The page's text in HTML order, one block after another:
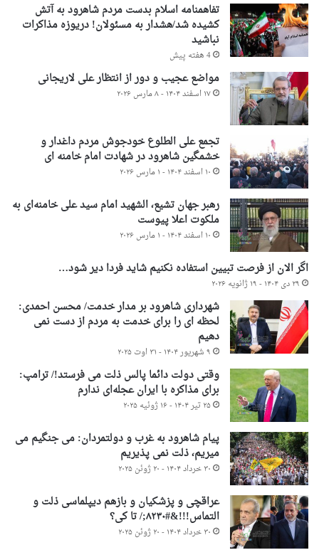
تفاهمنامه اسلام بدست مردم شاهرود به آتش
کشیده شد/هشدار به مسئولان! دریوزه مذاکرات
نباشید
4 هفته پیش
مواضع عجیب و دور از انتظار علی لاریجانی
۱۷ اسفند ۱۴۰۴ - ۸ مارس ۲۰۲۶
تجمع علی الطلوع خودجوش مردم داغدار و
خشمگین شاهرود در شهادت امام خامنه ای
۱۰ اسفند ۱۴۰۴ - ۱ مارس ۲۰۲۶
رهبر جهان تشیع، الشهید امام سید علی خامنه‌ای به
ملکوت اعلا پیوست
۱۰ اسفند ۱۴۰۴ - ۱ مارس ۲۰۲۶
اگر الان از فرصت تبیین استفاده نکنیم شاید فردا دیر شود…
۲۹ دی ۱۴۰۴ - ۱۹ ژانویه ۲۰۲۶
شهرداری شاهرود بر مدار خدمت/ محسن احمدی:
لحظه ای را برای خدمت به مردم از دست نمی
دهیم
۹ شهریور ۱۴۰۴ - ۳۱ اوت ۲۰۲۵
وقتی دولت دائما پالس ذلت می فرستد!/ ترامپ:
برای مذاکره با ایران عجله‌ای ندارم
۲۵ تیر ۱۴۰۴ - ۱۶ ژوئیه ۲۰۲۵
پیام شاهرود به غرب و دولتمردان: می جنگیم می
میریم، ذلت نمی پذیریم
۳۰ خرداد ۱۴۰۴ - ۲۰ ژوئن ۲۰۲۵
عراقچی و پزشکیان و بازهم دیپلماسی ذلت و
التماس!!!&#۸۲۳۰;/ تا کی؟
۳۰ خرداد ۱۴۰۴ - ۲۰ ژوئن ۲۰۲۵